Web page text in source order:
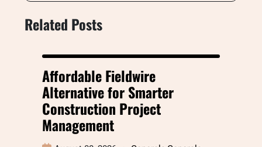
Related Posts
Affordable Fieldwire
Alternative for Smarter
Construction Project
Management